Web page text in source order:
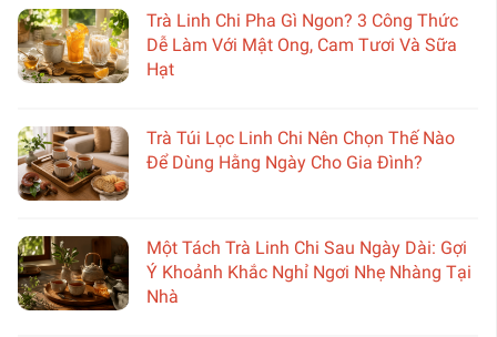
Trà Linh Chi Pha Gì Ngon? 3 Công Thức
Dễ Làm Với Mật Ong, Cam Tươi Và Sữa
Hạt
Trà Túi Lọc Linh Chi Nên Chọn Thế Nào
Để Dùng Hằng Ngày Cho Gia Đình?
Một Tách Trà Linh Chi Sau Ngày Dài: Gợi
Ý Khoảnh Khắc Nghỉ Ngơi Nhẹ Nhàng Tại
Nhà